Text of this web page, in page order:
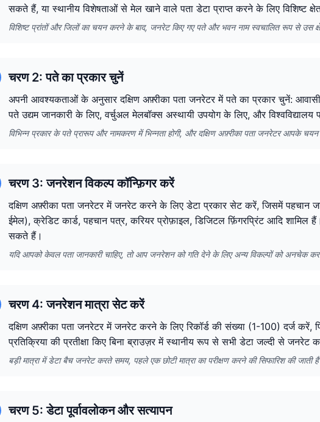
सकते हैं, या स्थानीय विशेषताओं से मेल खाने वाले पता डेटा प्राप्त करने के लिए विशिष्ट
विशिष्ट प्रांतों और जिलों का चयन करने के बाद, जनरेट किए गए पते और भवन नाम स्वचालित रूप से उस
चरण 2: पते का प्रकार चुनें
अपनी आवश्यकताओं के अनुसार दक्षिण अफ़्रीका पता जनरेटर में पते का प्रकार चुनें:
पते उद्यम जानकारी के लिए, वर्चुअल मेलबॉक्स अस्थायी उपयोग के लिए, और विश्वविद्यालय
विभिन्न प्रकार के पते प्रारूप और नामकरण में भिन्नता होगी, और दक्षिण अफ़्रीका पता जनरेटर आपके
चरण 3: जनरेशन विकल्प कॉन्फ़िगर करें
दक्षिण अफ़्रीका पता जनरेटर में जनरेट करने के लिए डेटा प्रकार सेट करें, जिसमें पहचान
ईमेल), क्रेडिट कार्ड, पहचान पत्र, करियर प्रोफ़ाइल, डिजिटल फ़िंगरप्रिंट आदि
सकते हैं।
यदि आपको केवल पता जानकारी चाहिए, तो आप जनरेशन को गति देने के लिए अन्य विकल्पों को अनचेक
चरण 4: जनरेशन मात्रा सेट करें
दक्षिण अफ़्रीका पता जनरेटर में जनरेट करने के लिए रिकॉर्ड की संख्या (1-100) दर्ज
प्रतिक्रिया की प्रतीक्षा किए बिना ब्राउज़र में स्थानीय रूप से सभी डेटा जल्दी से जनरेट
बड़ी मात्रा में डेटा बैच जनरेट करते समय, पहले एक छोटी मात्रा का परीक्षण करने की सिफारिश की
चरण 5: डेटा पूर्वावलोकन और सत्यापन